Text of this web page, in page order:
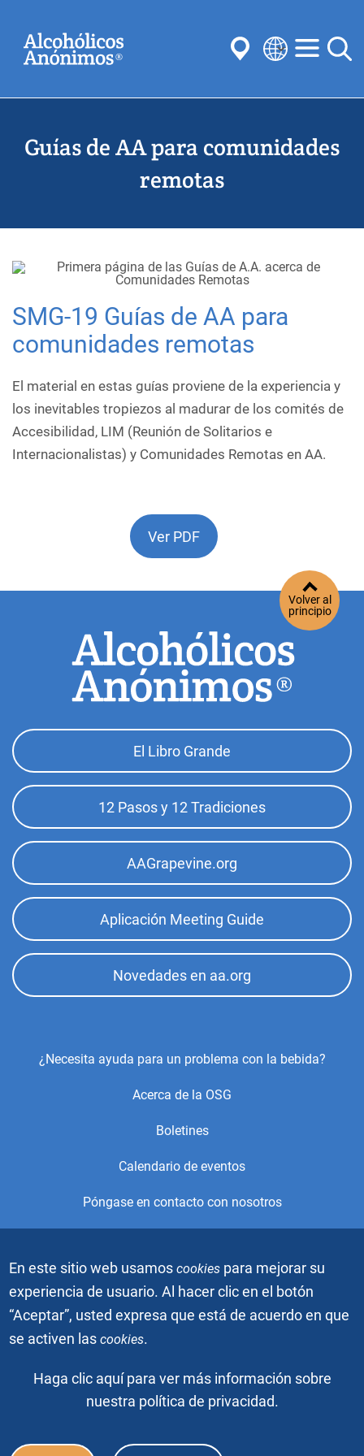
content
Buscar
Enviar
Búsquedas habituales:
Conceptos
Comités
Select
language
Guías de AA para comunidades
remotas
SMG-19 Guías de AA para
comunidades remotas
El material en estas guías proviene de la experiencia y
los inevitables tropiezos al madurar de los comités de
Accesibilidad, LIM (Reunión de Solitarios e
Internacionalistas) y Comunidades Remotas en AA.
Ver PDF
Volver al
principio
Footer
Top
Menu
El Libro Grande
12 Pasos y 12 Tradiciones
AAGrapevine.org
Aplicación Meeting Guide
Novedades en aa.org
Footer
¿Necesita ayuda para un problema con la bebida?
Acerca de la OSG
Boletines
Calendario de eventos
Póngase en contacto con nosotros
derechos reservados. Este es el sitio web oficial de la Oficina
de Servicios Generales (OSG) de Alcohólicos Anónimos. Está
gráficas sin el permiso escrito de Alcoholics Anonymous
World Services, Inc. El gráfico de la gente azul es una marca
En este sitio web usamoscookies para mejorar su
experiencia de usuario. Al hacer clic en el botón
“Aceptar”, usted expresa que está de acuerdo en que
se activen lascookies.
Haga clic aquí para ver más información sobre
nuestra política de privacidad.